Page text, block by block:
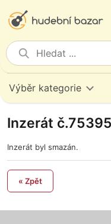
Výběr kategorie
Inzerát
Inzerát byl smazán.
« Zpět